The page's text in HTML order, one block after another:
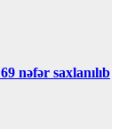
nəfər saxlanılıb